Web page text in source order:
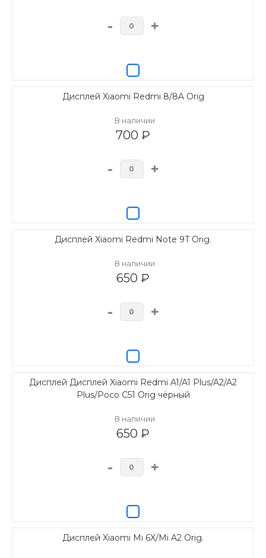
- +
Дисплей Xiaomi Redmi 8/8A Orig
В наличии
700 ₽
- +
Дисплей Xiaomi Redmi Note 9T Orig.
В наличии
650 ₽
- +
Дисплей Дисплей Xiaomi Redmi A1/A1 Plus/A2/A2
Plus/Poco C51 Orig чёрный
В наличии
650 ₽
- +
Дисплей Xiaomi Mi 6X/Mi A2 Orig.